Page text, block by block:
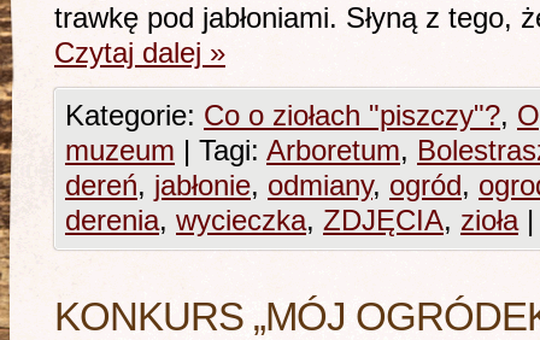
trawkę pod jabłoniami. Słyną z tego,
Czytaj dalej »
Kategorie: Co o ziołach "piszczy"?,
muzeum | Tagi: Arboretum,
dereń, jabłonie, odmiany, ogród,
derenia, wycieczka, ZDJĘCIA, zioła |
KONKURS „MÓJ